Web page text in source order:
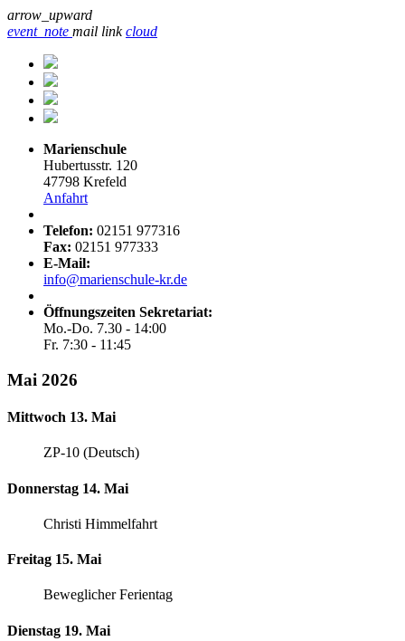
arrow_upward
event_note mail link cloud
Marienschule
Hubertusstr. 120
47798 Krefeld
Anfahrt
Telefon: 02151 977316
Fax: 02151 977333
E-Mail:
info@marienschule-kr.de
Öffnungszeiten Sekretariat:
Mo.-Do. 7.30 - 14:00
Fr. 7:30 - 11:45
Mai 2026
Mittwoch 13. Mai
ZP-10 (Deutsch)
Donnerstag 14. Mai
Christi Himmelfahrt
Freitag 15. Mai
Beweglicher Ferientag
Dienstag 19. Mai